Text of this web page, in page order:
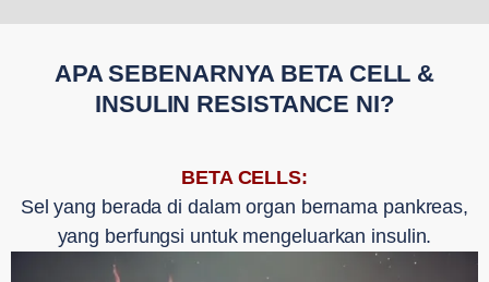
APA SEBENARNYA BETA CELL &
INSULIN RESISTANCE NI?
BETA CELLS:
Sel yang berada di dalam organ bernama pankreas,
yang berfungsi untuk mengeluarkan insulin.